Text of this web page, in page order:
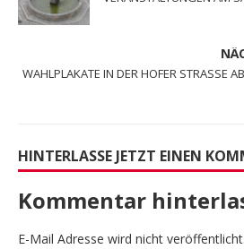
WAHLPLAKATE IN DER HOFER STRASSE
HINTERLASSE JETZT EINEN
Kommentar
E-Mail Adresse wird nicht veröffentlicht.